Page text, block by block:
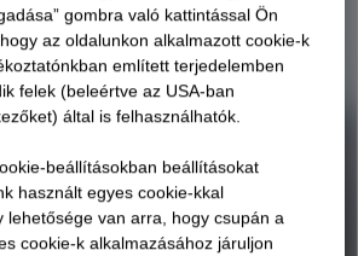
gombra való kattintással Ön
az oldalunkon alkalmazott cookie-k
említett terjedelemben
felek (beleértve az USA-ban
által is felhasználhatók.
beállításokban beállításokat
használt egyes cookie-kkal
lehetősége van arra, hogy csupán a
cookie-k alkalmazásához járuljon